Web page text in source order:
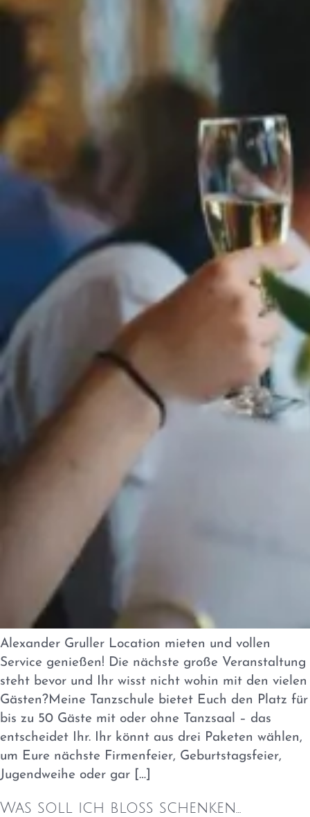
Alexander Gruller Location mieten und vollen
Service genießen! Die nächste große Veranstaltung
steht bevor und Ihr wisst nicht wohin mit den vielen
Gästen?Meine Tanzschule bietet Euch den Platz für
bis zu 50 Gäste mit oder ohne Tanzsaal – das
entscheidet Ihr. Ihr könnt aus drei Paketen wählen,
um Eure nächste Firmenfeier, Geburtstagsfeier,
Jugendweihe oder gar […]
Was soll ich bloß schenken…